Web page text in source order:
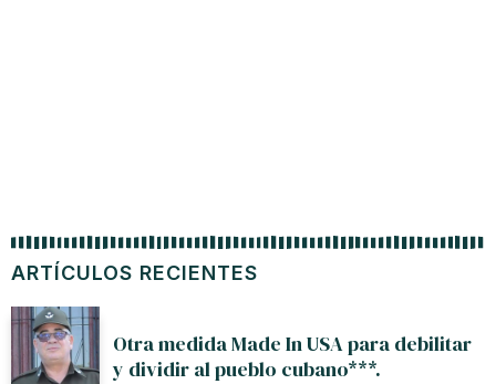
ARTÍCULOS RECIENTES
Otra medida Made In USA para debilitar
y dividir al pueblo cubano***.